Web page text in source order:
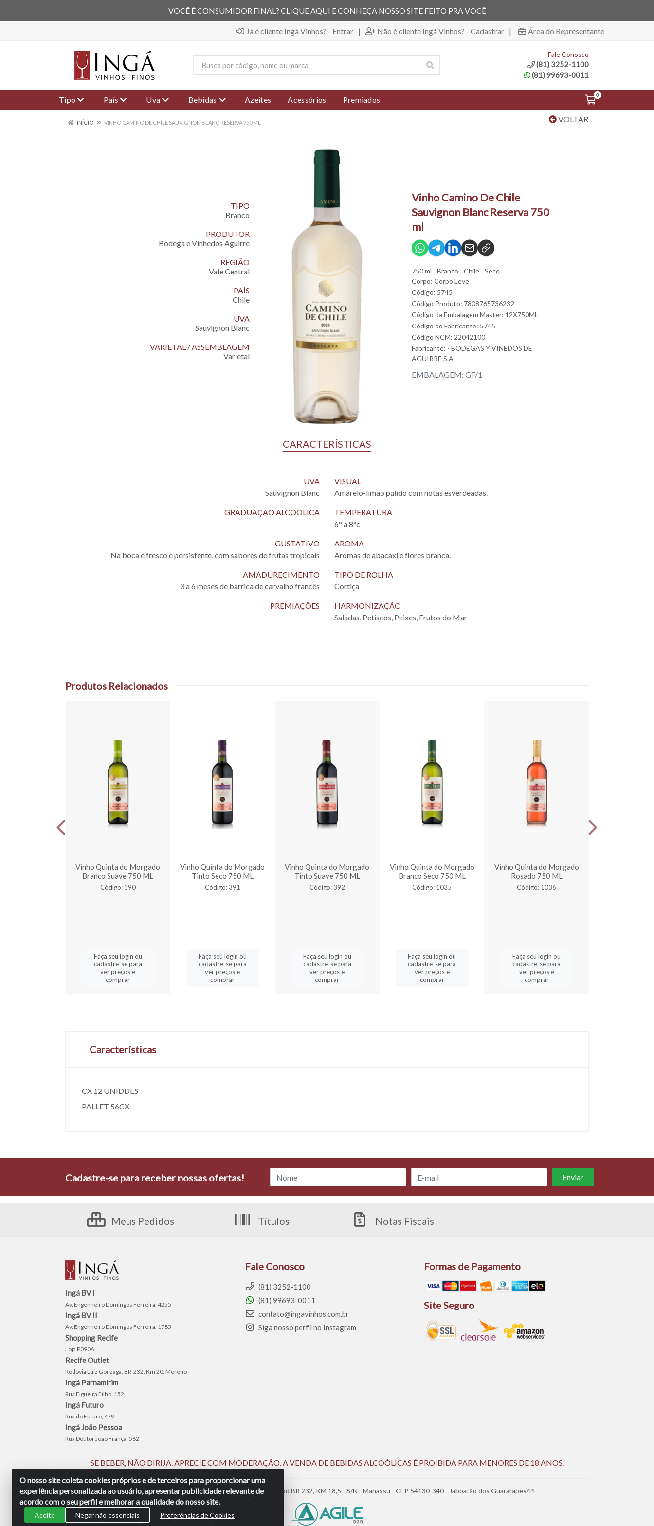
VOCÊ É CONSUMIDOR FINAL? CLIQUE AQUI E CONHEÇA NOSSO SITE FEITO PRA VOCÊ
Já é cliente Ingá Vinhos? - Entrar | Não é cliente Ingá Vinhos? - Cadastrar | Área do Representante
Fale Conosco
(81) 3252-1100
(81) 99693-0011
Tipo País Uva Bebidas Azeites Acessórios Premiados
0
VOLTAR
INÍCIO VINHO CAMINO DE CHILE SAUVIGNON BLANC RESERVA 750 ML
TIPO
Branco
PRODUTOR
Bodega e Vinhedos Aguirre
REGIÃO
Vale Central
PAÍS
Chile
UVA
Sauvignon Blanc
VARIETAL / ASSEMBLAGEM
Varietal
Vinho Camino De Chile
Sauvignon Blanc Reserva 750
ml
750 ml Branco Chile
Seco
Corpo: Corpo Leve
Código: 5745
Código Produto: 7808765736232
Código da Embalagem Master: 12X750ML
Código do Fabricante: 5745
Código NCM: 22042100
Fabricante: - BODEGAS Y VINEDOS DE
AGUIRRE S.A
EMBALAGEM: GF/1
CARACTERÍSTICAS
UVA
Sauvignon Blanc
VISUAL
Amarelo-limão pálido com notas esverdeadas.
GRADUAÇÃO ALCÓOLICA
TEMPERATURA
6° a 8°c
GUSTATIVO
Na boca é fresco e persistente, com sabores de frutas tropicais
AROMA
Aromas de abacaxi e flores branca.
AMADURECIMENTO
3 a 6 meses de barrica de carvalho francês
TIPO DE ROLHA
Cortiça
PREMIAÇÕES
HARMONIZAÇÃO
Saladas, Petiscos, Peixes, Frutos do Mar
Produtos Relacionados
Vinho Quinta do Morgado
Branco Suave 750 ML
Código: 390
Faça seu login ou
cadastre-se para
ver preços e
comprar
Vinho Quinta do Morgado
Tinto Seco 750 ML
Código: 391
Faça seu login ou
cadastre-se para
ver preços e
comprar
Vinho Quinta do Morgado
Tinto Suave 750 ML
Código: 392
Faça seu login ou
cadastre-se para
ver preços e
comprar
Vinho Quinta do Morgado
Branco Seco 750 ML
Código: 1035
Faça seu login ou
cadastre-se para
ver preços e
comprar
Vinho Quinta do Morgado
Rosado 750 ML
Código: 1036
Faça seu login ou
cadastre-se para
ver preços e
comprar
Características
CX 12 UNIDDES
PALLET 56CX
O nosso site coleta cookies próprios e de terceiros para proporcionar uma
experiência personalizada ao usuário, apresentar publicidade relevante de
acordo com o seu perfil e melhorar a qualidade do nosso site.
Aceito Negar não essenciais Preferências de Cookies
Cadastre-se para receber nossas ofertas!
Meus Pedidos Títulos Notas Fiscais
Ingá BV I
Av. Engenheiro Domingos Ferreira, 4255
Ingá BV II
Av. Engenheiro Domingos Ferreira, 1785
Shopping Recife
Loja P090A
Recife Outlet
Rodovia Luiz Gonzaga, BR-232, Km 20, Moreno
Ingá Parnamirim
Rua Figueira Filho, 152
Ingá Futuro
Rua do Futuro, 479
Ingá João Pessoa
Rua Doutor João França, 562
Fale Conosco
(81) 3252-1100
(81) 99693-0011
contato@ingavinhos.com.br
Siga nosso perfil no Instagram
Formas de Pagamento
Site Seguro
SE BEBER, NÃO DIRIJA. APRECIE COM MODERAÇÃO. A VENDA DE BEBIDAS ALCOÓLICAS É PROIBIDA PARA MENORES DE 18 ANOS.
Ingá Distribuidora Ltda | CNPJ 05.390.477/0002-25 - Rod BR 232, KM 18,5 - S/N - Manassu - CEP 54130-340 - Jaboatão dos Guararapes/PE